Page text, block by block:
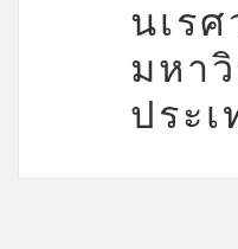
นเร
มหา
ประเ